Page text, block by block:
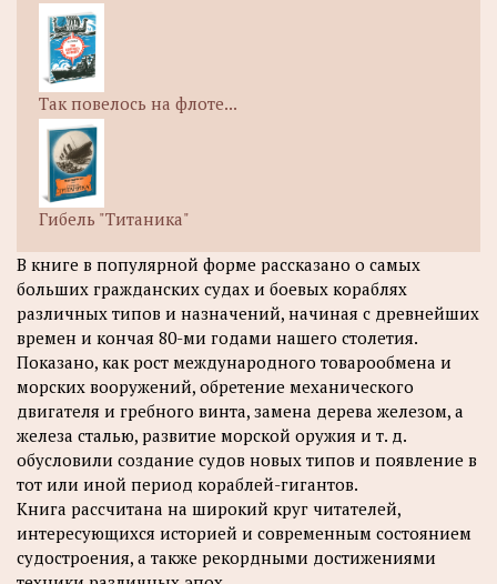
Так повелось на флоте...
Гибель "Титаника"
В книге в популярной форме рассказано о самых
больших гражданских судах и боевых кораблях
различных типов и назначений, начиная с древнейших
времен и кончая 80-ми годами нашего столетия.
Показано, как рост международного товарообмена и
морских вооружений, обретение механического
двигателя и гребного винта, замена дерева железом, а
железа сталью, развитие морской оружия и т. д.
обусловили создание судов новых типов и появление в
тот или иной период кораблей-гигантов.
Книга рассчитана на широкий круг читателей,
интересующихся историей и современным состоянием
судостроения, а также рекордными достижениями